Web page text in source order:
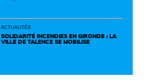
un territoire plus durable et solidaire.
ACTUALITÉS
SOLIDARITÉ INCENDIES EN GIRONDE : LA
VILLE DE TALENCE SE MOBILISE